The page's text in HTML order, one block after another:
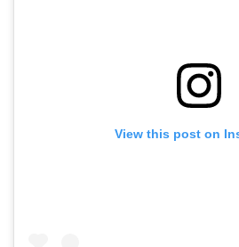
View this post on